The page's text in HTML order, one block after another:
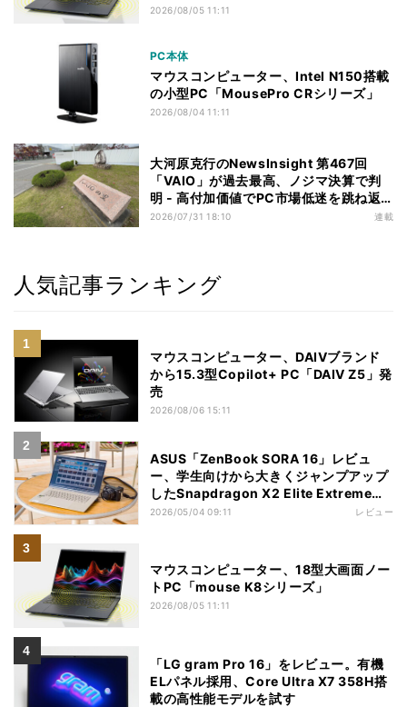
2026/08/05 11:11
PC本体
マウスコンピューター、Intel N150搭載
の小型PC「MousePro CRシリーズ」
2026/08/04 11:11
大河原克行のNewsInsight 第467回
「VAIO」が過去最高、ノジマ決算で判
明 - 高付加価値でPC市場低迷を跳ね返
す
2026/07/31 18:10 連載
人気記事ランキング
マウスコンピューター、DAIVブランド
から15.3型Copilot+ PC「DAIV Z5」発
売
2026/08/06 15:11
ASUS「ZenBook SORA 16」レビュ
ー、学生向けから大きくジャンプアップ
したSnapdragon X2 Elite Extremeノ
ートPC
2026/05/04 09:11 レビュー
マウスコンピューター、18型大画面ノー
トPC「mouse K8シリーズ」
2026/08/05 11:11
「LG gram Pro 16」をレビュー。有機
ELパネル採用、Core Ultra X7 358H搭
載の高性能モデルを試す